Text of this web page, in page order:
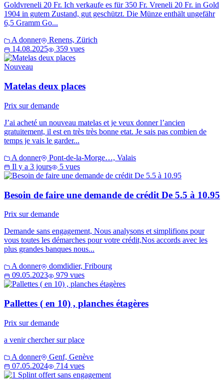
Goldvreneli 20 Fr. Ich verkaufe es für 350 Fr. Vreneli 20 Fr. in Gold
1904 in gutem Zustand, gut geschützt. Die Münze enthält ungefähr
6,5 Gramm Go...
A donner
Renens, Zürich
14.08.2025
359 vues
Nouveau
Matelas deux places
Prix sur demande
J’ai acheté un nouveau matelas et je veux donner l’ancien
gratuitement, il est en très très bonne etat. Je sais pas combien de
temps je vais le garder...
A donner
Pont-de-la-Morge…, Valais
Il y a 3 jours
5 vues
Besoin de faire une demande de crédit De 5.5 à 10.95
Prix sur demande
Demande sans engagement, Nous analysons et simplifions pour
vous toutes les démarches pour votre crédit,Nos accords avec les
plus grandes banques nous...
A donner
domdidier, Fribourg
09.05.2023
979 vues
Pallettes ( en 10) , planches étagères
Prix sur demande
a venir chercher sur place
A donner
Genf, Genève
07.05.2024
714 vues